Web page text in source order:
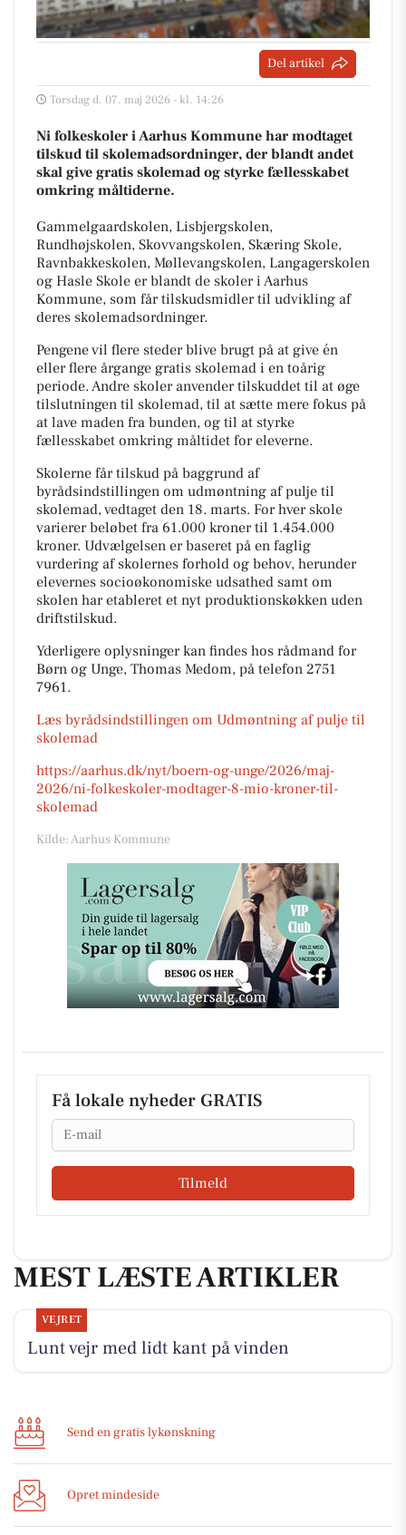
Del artikel
Torsdag d. 07. maj 2026 - kl. 14:26
Ni folkeskoler i Aarhus Kommune har modtaget
tilskud til skolemadsordninger, der blandt andet
skal give gratis skolemad og styrke fællesskabet
omkring måltiderne.
Gammelgaardskolen, Lisbjergskolen,
Rundhøjskolen, Skovvangskolen, Skæring Skole,
Ravnbakkeskolen, Møllevangskolen, Langagerskolen
og Hasle Skole er blandt de skoler i Aarhus
Kommune, som får tilskudsmidler til udvikling af
deres skolemadsordninger.
Pengene vil flere steder blive brugt på at give én
eller flere årgange gratis skolemad i en toårig
periode. Andre skoler anvender tilskuddet til at øge
tilslutningen til skolemad, til at sætte mere fokus på
at lave maden fra bunden, og til at styrke
fællesskabet omkring måltidet for eleverne.
Skolerne får tilskud på baggrund af
byrådsindstillingen om udmøntning af pulje til
skolemad, vedtaget den 18. marts. For hver skole
varierer beløbet fra 61.000 kroner til 1.454.000
kroner. Udvælgelsen er baseret på en faglig
vurdering af skolernes forhold og behov, herunder
elevernes socioøkonomiske udsathed samt om
skolen har etableret et nyt produktionskøkken uden
driftstilskud.
Yderligere oplysninger kan findes hos rådmand for
Børn og Unge, Thomas Medom, på telefon 2751
7961.
Læs byrådsindstillingen om Udmøntning af pulje til
skolemad
https://aarhus.dk/nyt/boern-og-unge/2026/maj-
2026/ni-folkeskoler-modtager-8-mio-kroner-til-
skolemad
Kilde: Aarhus Kommune
Få lokale nyheder GRATIS
Email
Tilmeld
MEST LÆSTE ARTIKLER
VEJRET
Lunt vejr med lidt kant på vinden
Send en gratis lykønskning
Opret mindeside